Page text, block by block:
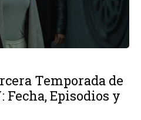
Temporada de
Episodios y